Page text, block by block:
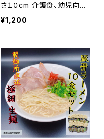
さ１０cm 介護食、幼児向け
に
¥1,200